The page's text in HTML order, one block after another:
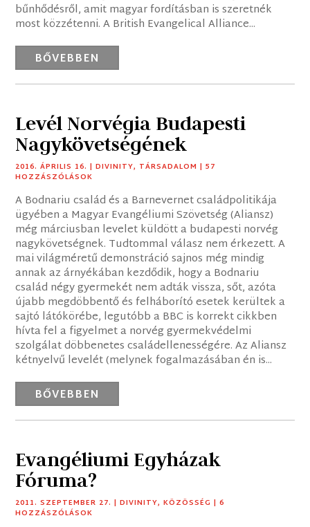
bűnhődésről, amit magyar fordításban is szeretnék
most közzétenni. A British Evangelical Alliance...
BŐVEBBEN
Levél Norvégia Budapesti
Nagykövetségének
2016. ÁPRILIS 16. |DIVINITY, TÁRSADALOM | 57
HOZZÁSZÓLÁSOK
A Bodnariu család és a Barnevernet családpolitikája
ügyében a Magyar Evangéliumi Szövetség (Aliansz)
még márciusban levelet küldött a budapesti norvég
nagykövetségnek. Tudtommal válasz nem érkezett. A
mai világméretű demonstráció sajnos még mindig
annak az árnyékában kezdődik, hogy a Bodnariu
család négy gyermekét nem adták vissza, sőt, azóta
újabb megdöbbentő és felháborító esetek kerültek a
sajtó látókörébe, legutóbb a BBC is korrekt cikkben
hívta fel a figyelmet a norvég gyermekvédelmi
szolgálat döbbenetes családellenességére. Az Aliansz
kétnyelvű levelét (melynek fogalmazásában én is...
BŐVEBBEN
Evangéliumi Egyházak
Fóruma?
2011. SZEPTEMBER 27. |DIVINITY,KÖZÖSSÉG | 6
HOZZÁSZÓLÁSOK